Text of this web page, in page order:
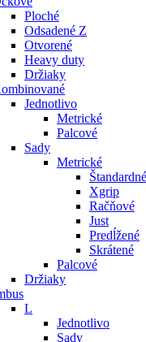
Ploché
Odsadené Z
Otvorené
Heavy duty
Držiaky
Jednotlivo
Metrické
Palcové
Sady
Metrické
Štandardné
Xgrip
Račňové
Just
Predĺžené
Skrátené
Palcové
Držiaky
L
Jednotlivo
Sady